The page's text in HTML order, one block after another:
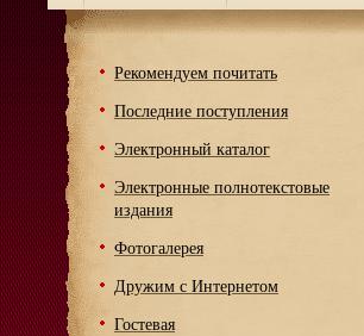
Рекомендуем почитать
Последние поступления
Электронный каталог
Электронные полнотекстовые
издания
Фотогалерея
Дружим с Интернетом
Гостевая